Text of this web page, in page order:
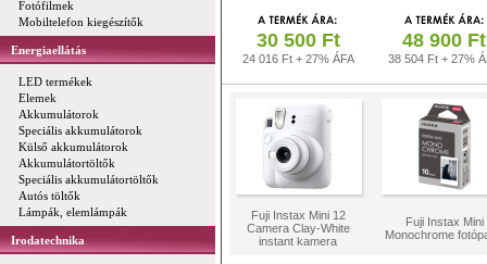
Fotófilmek
Mobiltelefon kiegészítők
Energiaellátás
LED termékek
Elemek
Akkumulátorok
Speciális akkumulátorok
Külső akkumulátorok
Akkumulátortöltők
Speciális akkumulátortöltők
Autós töltők
Lámpák, elemlámpák
Irodatechnika
30 500 Ft
24 016 Ft + 27% ÁFA
48 900 Ft
38 504 Ft + 27%
Fuji Instax Mini 12
Camera Clay-White
instant kamera
Fuji Instax Mini
Monochrome